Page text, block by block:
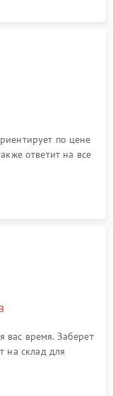
по цене
ответит на все
вас время. Заберет
на склад для